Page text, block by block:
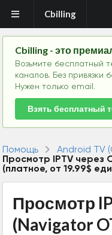
Cbilling
Cbilling - это
Возьмите бесплатный
каналов. Без привязки
Нужен только email.
Взять бесплатный
Помощь
Android TV
Просмотр IPTV через
(платное, от 19.99$
Просмотр
(Navigator